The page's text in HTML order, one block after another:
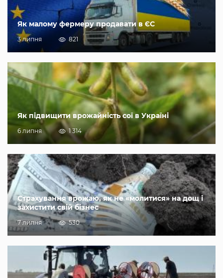
Як малому фермеру продавати в ЄС
3 липня 821
Як підвищити врожайність сої в Україні
6 липня 1 314
Страхування врожаю, як не «молитися» на дощ і
захистити свій бізнес
7 липня 530